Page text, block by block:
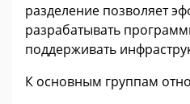
разделение позволяет
разрабатывать
поддерживать
К основным группам